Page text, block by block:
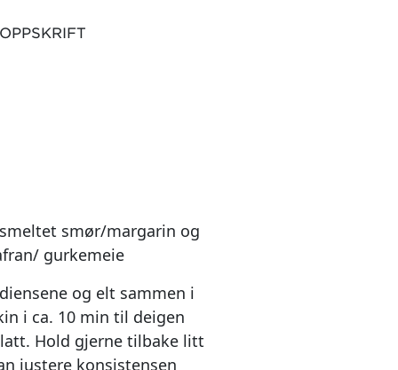
smør/margarin og
gurkemeie
og elt sammen i
i ca. 10 min til deigen
Hold gjerne tilbake litt
justere konsistensen